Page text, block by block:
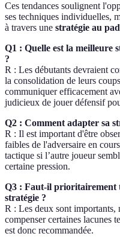
Ces tendances soulignent
ses techniques individuelles,
à travers une stratégie au
Q1 : Quelle est la meilleure
?
R : Les débutants devraient
la consolidation de leurs
communiquer efficacement
judicieux de jouer défensif
Q2 : Comment adapter sa
R : Il est important d'être
faibles de l'adversaire en
tactique si l’autre joueur
certaine pression.
Q3 : Faut-il prioritairement
stratégie ?
R : Les deux sont importants,
compenser certaines lacunes
est donc recommandée.